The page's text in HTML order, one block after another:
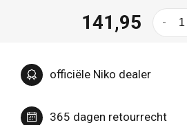
141,95 -
officiële Niko dealer
365 dagen retourrecht